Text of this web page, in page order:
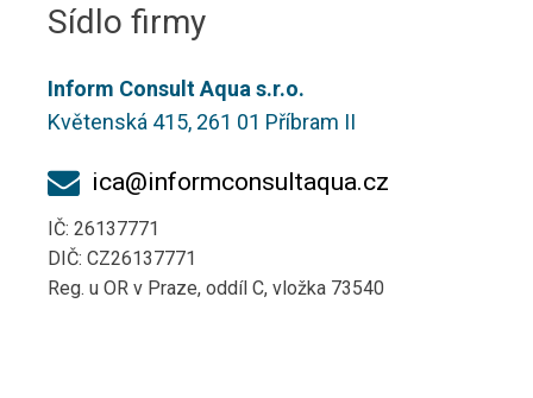
Sídlo firmy
Inform Consult Aqua s.r.o.
Květenská 415, 261 01 Příbram II
ica@informconsultaqua.cz
IČ: 26137771
DIČ: CZ26137771
Reg. u OR v Praze, oddíl C, vložka 73540